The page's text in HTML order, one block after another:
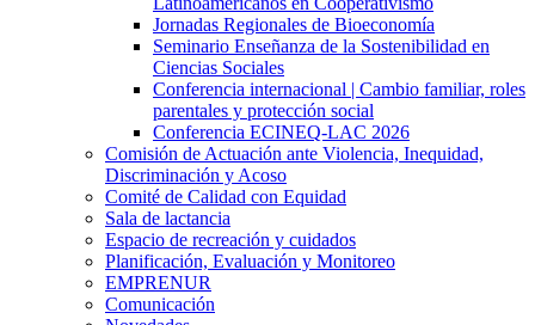
Jornadas Regionales de Bioeconomía
Seminario Enseñanza de la Sostenibilidad en
Ciencias Sociales
Conferencia internacional | Cambio familiar, roles
parentales y protección social
Conferencia ECINEQ-LAC 2026
Comisión de Actuación ante Violencia, Inequidad,
Discriminación y Acoso
Comité de Calidad con Equidad
Sala de lactancia
Espacio de recreación y cuidados
Planificación, Evaluación y Monitoreo
EMPRENUR
Comunicación